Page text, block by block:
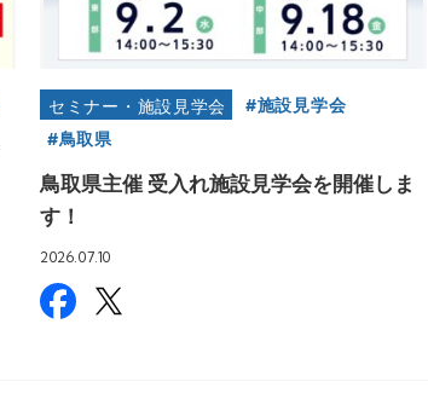
セミナー・施設見学会
施設見学会
鳥取県
鳥取県主催 受入れ施設見学会を開催しま
す！
2026.07.10